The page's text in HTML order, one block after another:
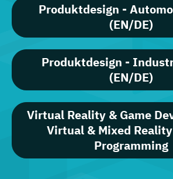
Produktdesign -
(EN/DE)
Produktdesign -
(EN/DE)
Virtual Reality & Game
Virtual & Mixed
Programming